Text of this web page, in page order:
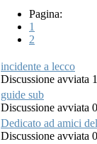
Pagina:
1
2
incidente a lecco
Discussione avviata
guide sub
Discussione avviata
Dedicato ad amici
Discussione avviata